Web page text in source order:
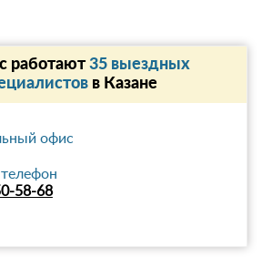
работают35 выездных
в Казанe
офис
58-68